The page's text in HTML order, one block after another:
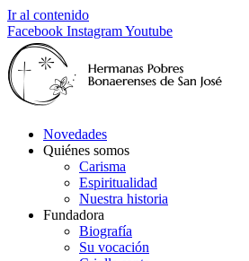
Ir al contenido
Facebook InstagramYoutube
Novedades
Quiénes somos
Carisma
Espiritualidad
Nuestra historia
Fundadora
Biografía
Su vocación